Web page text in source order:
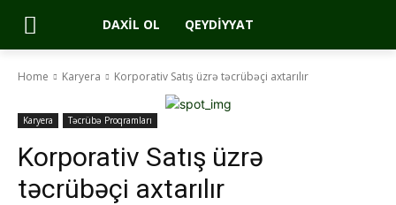
DAXIL OL QEYDIYYAT
Home Karyera Korporativ Satış üzrə təcrübəçi axtarılır
Karyera Təcrübə Proqramları
Korporativ Satış üzrə
təcrübəçi axtarılır